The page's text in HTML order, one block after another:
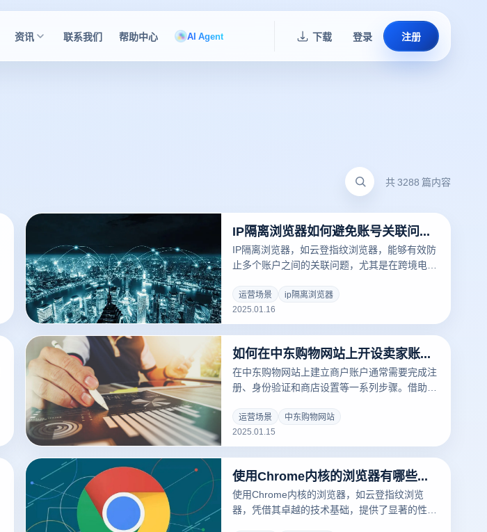
资讯 联系我们 帮助中心 AI Agent 下载 登录 注册
共 3288 篇内容
IP隔离浏览器如何避免账号关联问题？
IP隔离浏览器，如云登指纹浏览器，能够有效防
止多个账户之间的关联问题，尤其是在跨境电商
浏览器指纹、代理等参数，云登指纹浏览器为每
个账户提供了独立的身份识别，从而降低了平台
识别账户关联的风险。以下是云登指纹浏览器避
运营场景
ip隔离浏览器
2025.01.16
如何在中东购物网站上开设卖家账号？
在中东购物网站上建立商户账户通常需要完成注
册、身份验证和商店设置等一系列步骤。借助云
户，避免账号间的关联问题，并提升账户安全
性。以下是建立中东购物网站商户账户的步骤：
运营场景
中东购物网站
2025.01.15
使用Chrome内核的浏览器有哪些性能优势？
使用Chrome内核的浏览器，如云登指纹浏览
器，凭借其卓越的技术基础，提供了显著的性能